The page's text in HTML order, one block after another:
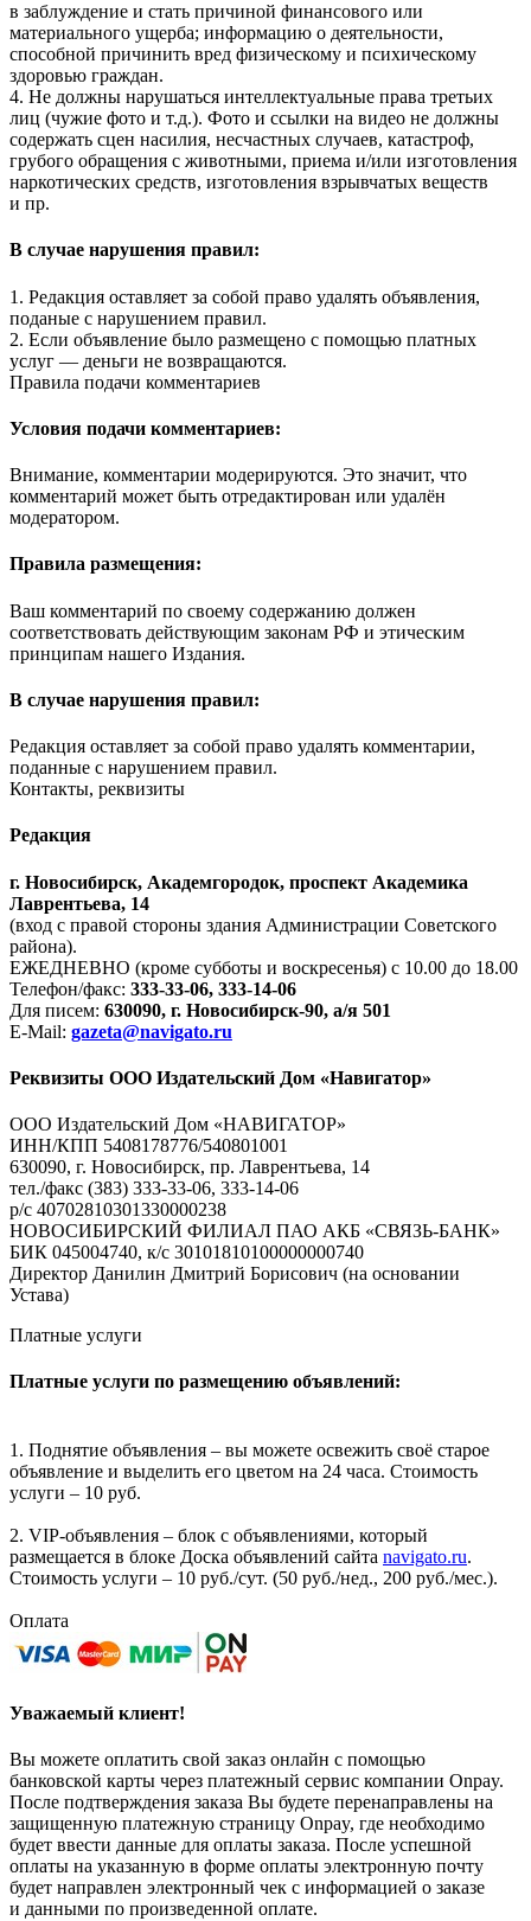
в заблуждение и стать причиной финансового или
материального ущерба; информацию о деятельности,
способной причинить вред физическому и психическому
здоровью граждан.
4. Не должны нарушаться интеллектуальные права третьих
лиц (чужие фото и т.д.). Фото и ссылки на видео не должны
содержать сцен насилия, несчастных случаев, катастроф,
грубого обращения с животными, приема и/или изготовления
наркотических средств, изготовления взрывчатых веществ
и пр.
В случае нарушения правил:
1. Редакция оставляет за собой право удалять объявления,
поданые с нарушением правил.
2. Если объявление было размещено с помощью платных
услуг — деньги не возвращаются.
Правила подачи комментариев
Условия подачи комментариев:
Внимание, комментарии модерируются. Это значит, что
комментарий может быть отредактирован или удалён
модератором.
Правила размещения:
Ваш комментарий по своему содержанию должен
соответствовать действующим законам РФ и этическим
принципам нашего Издания.
В случае нарушения правил:
Редакция оставляет за собой право удалять комментарии,
поданные с нарушением правил.
Контакты, реквизиты
Редакция
г. Новосибирск, Академгородок, проспект Академика
Лаврентьева, 14
(вход с правой стороны здания Администрации Советского
района).
ЕЖЕДНЕВНО (кроме субботы и воскресенья) с 10.00 до 18.00
Телефон/факс: 333-33-06, 333-14-06
Для писем: 630090, г. Новосибирск-90, а/я 501
E-Mail: gazeta@navigato.ru
Реквизиты ООО Издательский Дом «Навигатор»
ООО Издательский Дом «НАВИГАТОР»
ИНН/КПП 5408178776/540801001
630090, г. Новосибирск, пр. Лаврентьева, 14
тел./факс (383) 333-33-06, 333-14-06
р/с 40702810301330000238
НОВОСИБИРСКИЙ ФИЛИАЛ ПАО АКБ «СВЯЗЬ-БАНК»
БИК 045004740, к/с 30101810100000000740
Директор Данилин Дмитрий Борисович (на основании
Устава)
Платные услуги
Платные услуги по размещению объявлений:
1. Поднятие объявления – вы можете освежить своё старое
объявление и выделить его цветом на 24 часа. Стоимость
услуги – 10 руб.
2. VIP-объявления – блок с объявлениями, который
размещается в блоке Доска объявлений сайта navigato.ru.
Стоимость услуги – 10 руб./сут. (50 руб./нед., 200 руб./мес.).
Оплата
Уважаемый клиент!
Вы можете оплатить свой заказ онлайн с помощью
банковской карты через платежный сервис компании Onpay.
После подтверждения заказа Вы будете перенаправлены на
защищенную платежную страницу Onpay, где необходимо
будет ввести данные для оплаты заказа. После успешной
оплаты на указанную в форме оплаты электронную почту
будет направлен электронный чек с информацией о заказе
и данными по произведенной оплате.